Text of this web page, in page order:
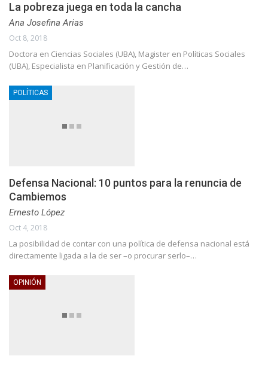
La pobreza juega en toda la cancha
Ana Josefina Arias
Oct 8, 2018
Doctora en Ciencias Sociales (UBA), Magister en Políticas Sociales
(UBA), Especialista en Planificación y Gestión de…
POLÍTICAS
Defensa Nacional: 10 puntos para la renuncia de
Cambiemos
Ernesto López
Oct 4, 2018
La posibilidad de contar con una política de defensa nacional está
directamente ligada a la de ser –o procurar serlo–…
OPINIÓN